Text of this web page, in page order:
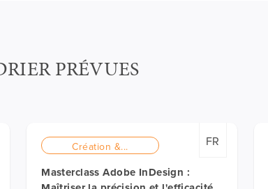
PRÉVUES
Création &... FR
Masterclass Adobe InDesign :